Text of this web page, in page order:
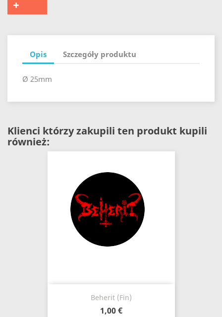
Opis Szczegóły produktu
Ø 25mm
Klienci którzy zakupili ten produkt kupili
również:
Beherit (Fin)
1,00 €